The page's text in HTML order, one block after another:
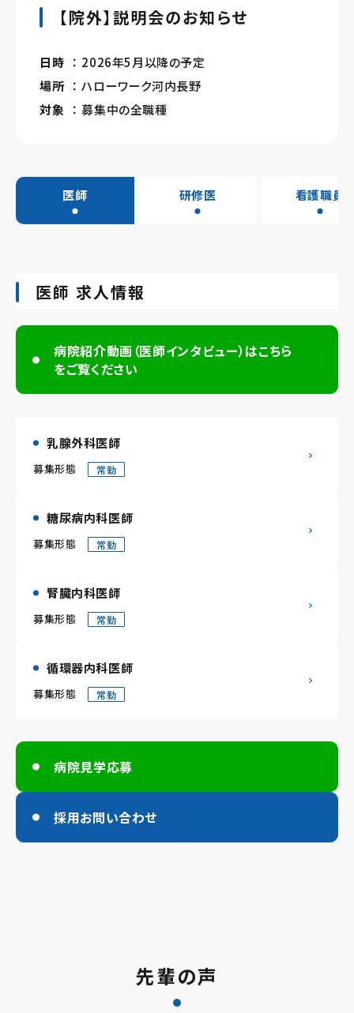
【院外】説明会のお知らせ
日時 ： 2026年5月以降の予定
場所 ： ハローワーク河内長野
対象 ： 募集中の全職種
医師 研修医 看護職員
医師 求人情報
病院紹介動画（医師インタビュー）はこちら
をご覧ください
乳腺外科医師
募集形態 常勤
糖尿病内科医師
募集形態 常勤
腎臓内科医師
募集形態 常勤
循環器内科医師
募集形態 常勤
病院見学応募
採用お問い合わせ
先輩の声